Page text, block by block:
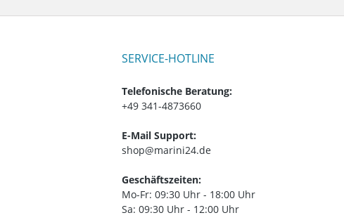
SERVICE-HOTLINE
Telefonische Beratung:
+49 341-4873660
E-Mail Support:
shop@marini24.de
Geschäftszeiten:
Mo-Fr: 09:30 Uhr - 18:00 Uhr
Sa: 09:30 Uhr - 12:00 Uhr